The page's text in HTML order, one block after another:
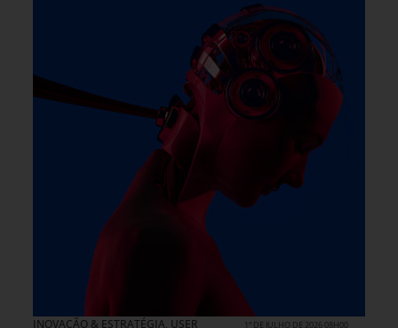
INOVAÇÃO & ESTRATÉGIA, USER
1º DE JULHO DE 2026 08H00